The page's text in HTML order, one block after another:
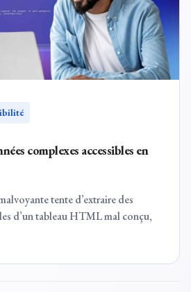
complexes accessibles en
tente d’extraire des
d’un tableau HTML mal conçu,